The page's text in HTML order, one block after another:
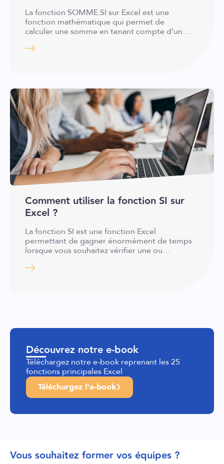
La fonction SOMME.SI sur Excel est une
fonction mathématique qui permet de
calculer une somme en tenant compte d’un…
Comment utiliser la fonction SI sur
Excel ?
La fonction SI est une fonction Excel
permettant de gagner énormément de temps
lorsque vous souhaitez vérifier une ou…
Découvrez notre e-book
Téléchargez notre e-book reprenant les 25
fonctions principales Excel
Téléchargez l'e-book
Vous souhaitez former vos équipes ?